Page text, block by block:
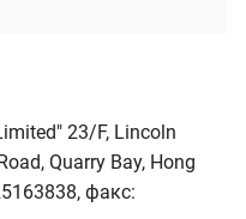
23/F, Lincoln
Quarry Bay, Hong
факс: